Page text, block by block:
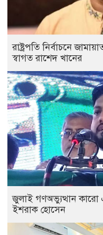
রাষ্ট্রপতি নির্বাচনে
স্বাগত রাশেদ খানের
জুলাই গণঅভ্যুত্থান
ইশরাক হোসেন